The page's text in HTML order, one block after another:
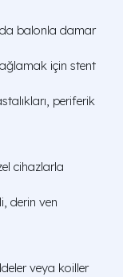
balonla damar
için stent
periferik
cihazlarla
derin ven
veya koiller